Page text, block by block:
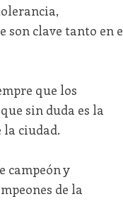
son clave tanto en
que los
sin duda es la
la ciudad.
campeón y
de la